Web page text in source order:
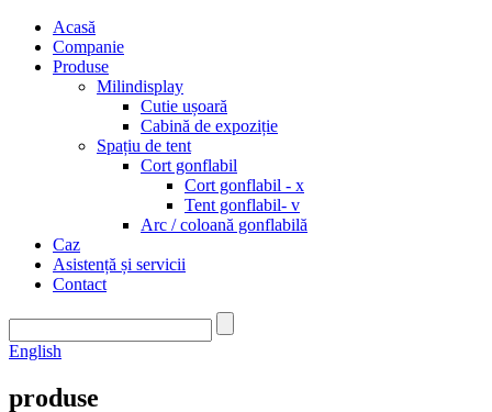
Acasă
Companie
Produse
Milindisplay
Cutie ușoară
Cabină de expoziție
Spațiu de tent
Cort gonflabil
Cort gonflabil - x
Tent gonflabil- v
Arc / coloană gonflabilă
Caz
Asistență și servicii
Contact
English
produse